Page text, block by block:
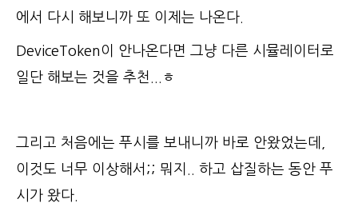
에서 다시 해보니까 또 이제는 나온다.
DeviceToken이 안나온다면 그냥 다른 시뮬레이터로
일단 해보는 것을 추천...ㅎ
그리고 처음에는 푸시를 보내니까 바로 안왔었는데,
이것도 너무 이상해서;; 뭐지.. 하고 삽질하는 동안 푸
시가 왔다.